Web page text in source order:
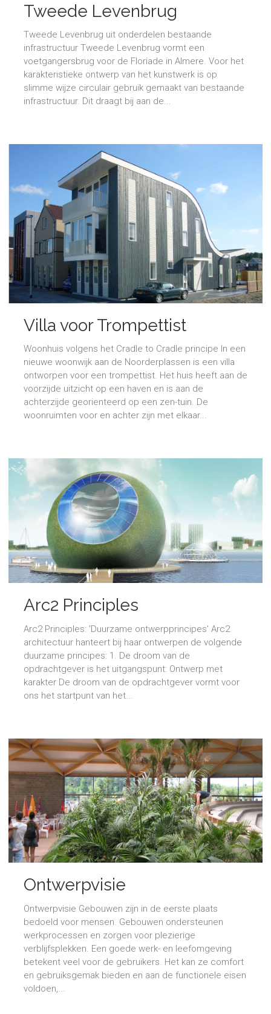
Tweede Levenbrug
Tweede Levenbrug uit onderdelen bestaande
infrastructuur Tweede Levenbrug vormt een
voetgangersbrug voor de Floriade in Almere. Voor het
karakteristieke ontwerp van het kunstwerk is op
slimme wijze circulair gebruik gemaakt van bestaande
infrastructuur. Dit draagt bij aan de...
Villa voor Trompettist
Woonhuis volgens het Cradle to Cradle principe In een
nieuwe woonwijk aan de Noorderplassen is een villa
ontworpen voor een trompettist. Het huis heeft aan de
voorzijde uitzicht op een haven en is aan de
achterzijde georienteerd op een zen-tuin. De
woonruimten voor en achter zijn met elkaar...
Arc2 Principles
Arc2 Principles: 'Duurzame ontwerpprincipes' Arc2
architectuur hanteert bij haar ontwerpen de volgende
duurzame principes: 1. De droom van de
opdrachtgever is het uitgangspunt: Ontwerp met
karakter De droom van de opdrachtgever vormt voor
ons het startpunt van het...
Ontwerpvisie
Ontwerpvisie Gebouwen zijn in de eerste plaats
bedoeld voor mensen. Gebouwen ondersteunen
werkprocessen en zorgen voor plezierige
verblijfsplekken. Een goede werk- en leefomgeving
betekent veel voor de gebruikers. Het kan ze comfort
en gebruiksgemak bieden en aan de functionele eisen
voldoen,...